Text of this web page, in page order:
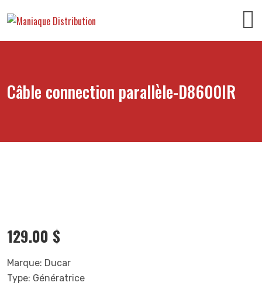
Câble connection parallèle-D8600IR
129.00 $
Marque: Ducar
Type: Génératrice